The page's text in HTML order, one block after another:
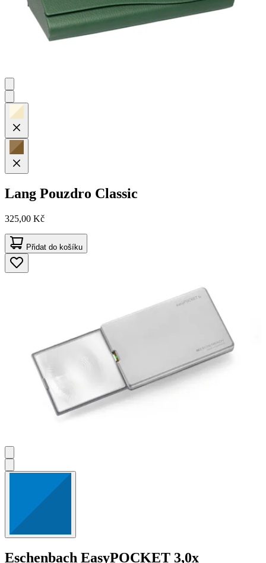
Lang Pouzdro Classic
325,00 Kč
Přidat do košíku
Eschenbach EasyPOCKET 3,0x